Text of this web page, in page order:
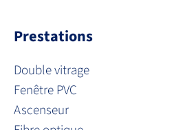
Prestations
Double vitrage
Fenêtre PVC
Ascenseur